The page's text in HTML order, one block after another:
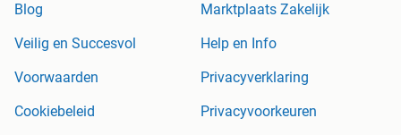
Blog
Marktplaats Zakelijk
Veilig en Succesvol
Help en Info
Voorwaarden
Privacyverklaring
Cookiebeleid
Privacyvoorkeuren